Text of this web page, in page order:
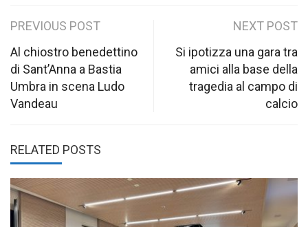
Post
navigation
PREVIOUS POST
Al chiostro benedettino
di Sant’Anna a Bastia
Umbra in scena Ludo
Vandeau
NEXT POST
Si ipotizza una gara tra
amici alla base della
tragedia al campo di
calcio
RELATED POSTS